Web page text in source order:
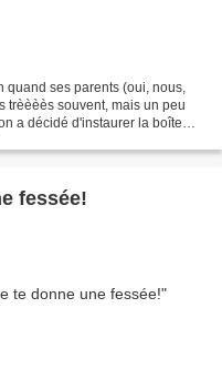
quand ses parents (oui, nous,
trèèèès souvent, mais un peu
a décidé d'instaurer la boîte
fessée!